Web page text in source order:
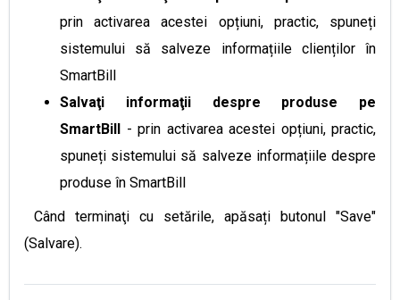
prin activarea acestei opțiuni, practic, spuneți
sistemului să salveze informațiile clienților în
SmartBill
Salvaţi informaţii despre produse pe
SmartBill - prin activarea acestei opțiuni, practic,
spuneți sistemului să salveze informațiile despre
produse în SmartBill
Când terminaţi cu setările, apăsați butonul "Save"
(Salvare).